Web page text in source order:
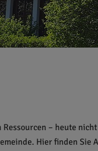
– heute
Hier finden Sie